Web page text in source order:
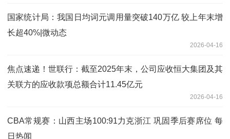
国家统计局：我国日均词元调用量突破140万亿 较上年末增
长超40%|微动态
2026-04-16
焦点速递！世联行：截至2025年末，公司应收恒大集团及其
关联方的应收款项总额合计11.45亿元
2026-04-16
CBA常规赛：山西主场100:91力克浙江 巩固季后赛席位 每
日热闻